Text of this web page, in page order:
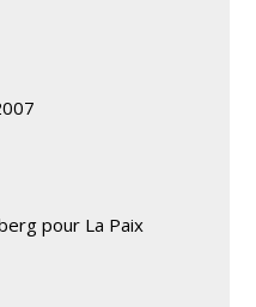
pour La Paix